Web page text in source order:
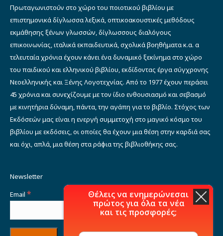
Πρωταγωνιστούν στο χώρο του ποιοτικού βιβλίου με
επιστημονικά δίγλωσσα λεξικά, οπτικοακουστικές μεθόδους
εκμάθησης ξένων γλωσσών, δίγλωσσους διαλόγους
επικοινωνίας, ιταλικά εκπαιδευτικά, σχολικά βοηθήματα κ.α. α
τελευταία χρόνια έχουν κάνει ένα δυναμικό ξεκίνημα στο χώρο
του παιδικού και ελληνικού βιβλίου, εκδίδοντας έργα σύγχρονης
Νεοελληνικής και Ξένης Λογοτεχνίας. Από το 1977 έχουν περάσει
45 χρόνια και συνεχίζουμε με τον ίδιο ενθουσιασμό και σεβασμό
με κινητήρια δύναμη, πάντα, την αγάπη για το βιβλίο. Στόχος των
Εκδόσεών μας είναι η ενεργή συμμετοχή στο μαγικό κόσμο του
βιβλίου με εκδόσεις, οι οποίες θα έχουν μια θέση στην καρδιά σας
και όχι, απλά, μια θέση στα ράφια της βιβλιοθήκης σας.
Newsletter
Email *
Θέλεις να ενημερώνεσαι
πρώτος για όλα τα νέα
και τις προσφορές;